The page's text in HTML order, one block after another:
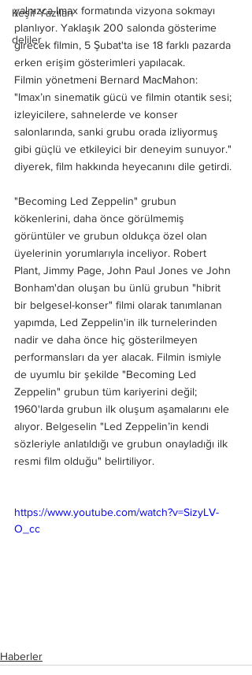
Keşif Yazıları
deliler
yalnızca Imax formatında vizyona sokmayı
planlıyor. Yaklaşık 200 salonda gösterime
girecek filmin, 5 Şubat'ta ise 18 farklı pazarda
erken erişim gösterimleri yapılacak.
Filmin yönetmeni Bernard MacMahon:
"Imax’ın sinematik gücü ve filmin otantik sesi;
izleyicilere, sahnelerde ve konser
salonlarında, sanki grubu orada izliyormuş
gibi güçlü ve etkileyici bir deneyim sunuyor."
diyerek, film hakkında heyecanını dile getirdi.
"Becoming Led Zeppelin" grubun
kökenlerini, daha önce görülmemiş
görüntüler ve grubun oldukça özel olan
üyelerinin yorumlarıyla inceliyor. Robert
Plant, Jimmy Page, John Paul Jones ve John
Bonham'dan oluşan bu ünlü grubun "hibrit
bir belgesel-konser" filmi olarak tanımlanan
yapımda, Led Zeppelin'in ilk turnelerinden
nadir ve daha önce hiç gösterilmeyen
performansları da yer alacak. Filmin ismiyle
de uyumlu bir şekilde "Becoming Led
Zeppelin" grubun tüm kariyerini değil;
1960'larda grubun ilk oluşum aşamalarını ele
alıyor. Belgeselin "Led Zeppelin’in kendi
sözleriyle anlatıldığı ve grubun onayladığı ilk
resmi film olduğu" belirtiliyor.
https://www.youtube.com/watch?v=SizyLV-
O_cc
Haberler